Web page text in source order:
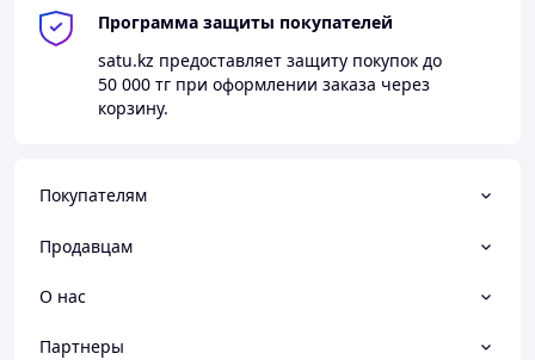
Программа защиты покупателей
satu.kz предоставляет защиту покупок до
50 000 тг при оформлении заказа через
корзину.
Покупателям
Продавцам
О нас
Партнеры